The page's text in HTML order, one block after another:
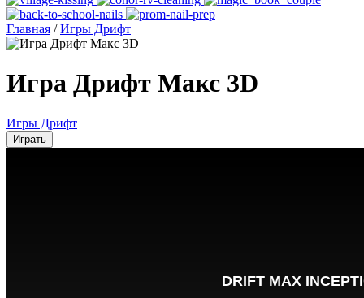
Главная / Игры Дрифт
Игра Дрифт Макс 3D
Игры Дрифт
Играть